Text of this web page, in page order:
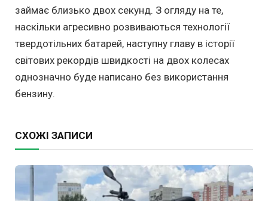
займає близько двох секунд. З огляду на те,
наскільки агресивно розвиваються технології
твердотільних батарей, наступну главу в історії
світових рекордів швидкості на двох колесах
однозначно буде написано без використання
бензину.
СХОЖІ ЗАПИСИ